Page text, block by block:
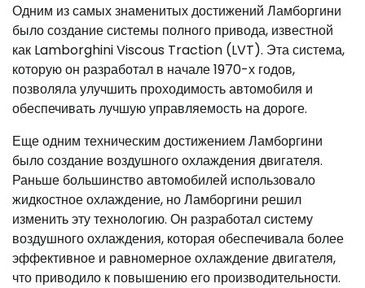
Одним из самых знаменитых достижений Ламборгини
было создание системы полного привода, известной
как Lamborghini Viscous Traction (LVT). Эта система,
которую он разработал в начале 1970-х годов,
позволяла улучшить проходимость автомобиля и
обеспечивать лучшую управляемость на дороге.
Еще одним техническим достижением Ламборгини
было создание воздушного охлаждения двигателя.
Раньше большинство автомобилей использовало
жидкостное охлаждение, но Ламборгини решил
изменить эту технологию. Он разработал систему
воздушного охлаждения, которая обеспечивала более
эффективное и равномерное охлаждение двигателя,
что приводило к повышению его производительности.